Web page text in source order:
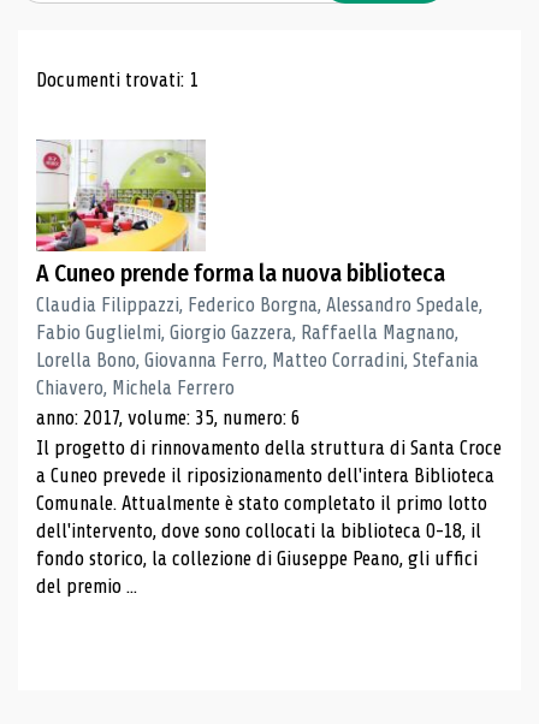
Risultati di ricerca
Documenti trovati: 1
A Cuneo prende forma la nuova biblioteca
Claudia Filippazzi, Federico Borgna, Alessandro Spedale,
Fabio Guglielmi, Giorgio Gazzera, Raffaella Magnano,
Lorella Bono, Giovanna Ferro, Matteo Corradini, Stefania
Chiavero, Michela Ferrero
anno: 2017, volume: 35, numero: 6
Il progetto di rinnovamento della struttura di Santa Croce
a Cuneo prevede il riposizionamento dell'intera Biblioteca
Comunale. Attualmente è stato completato il primo lotto
dell'intervento, dove sono collocati la biblioteca 0-18, il
fondo storico, la collezione di Giuseppe Peano, gli uffici
del premio ...